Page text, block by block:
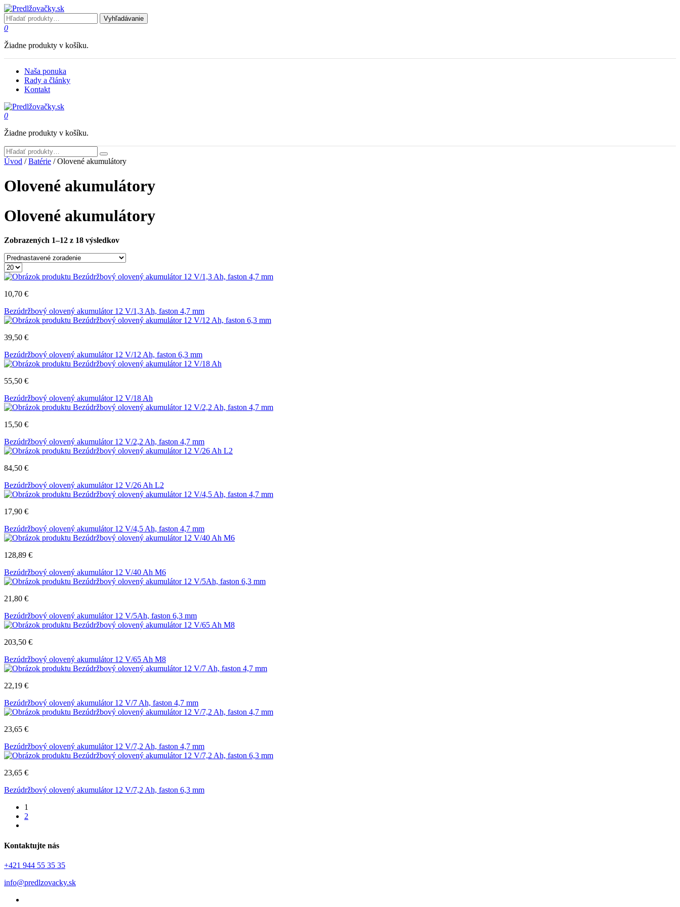
Vyhľadávanie
0
Žiadne produkty v košíku.
Naša ponuka
Rady a články
Kontakt
0
Žiadne produkty v košíku.
Úvod /Batérie / Olovené akumulátory
Olovené akumulátory
Olovené akumulátory
Zobrazených 1–12 z 18 výsledkov
10,70 €
Bezúdržbový olovený akumulátor 12 V/1,3 Ah, faston 4,7 mm
39,50 €
Bezúdržbový olovený akumulátor 12 V/12 Ah, faston 6,3 mm
55,50 €
Bezúdržbový olovený akumulátor 12 V/18 Ah
15,50 €
Bezúdržbový olovený akumulátor 12 V/2,2 Ah, faston 4,7 mm
84,50 €
Bezúdržbový olovený akumulátor 12 V/26 Ah L2
17,90 €
Bezúdržbový olovený akumulátor 12 V/4,5 Ah, faston 4,7 mm
128,89 €
Bezúdržbový olovený akumulátor 12 V/40 Ah M6
21,80 €
Bezúdržbový olovený akumulátor 12 V/5Ah, faston 6,3 mm
203,50 €
Bezúdržbový olovený akumulátor 12 V/65 Ah M8
22,19 €
Bezúdržbový olovený akumulátor 12 V/7 Ah, faston 4,7 mm
23,65 €
Bezúdržbový olovený akumulátor 12 V/7,2 Ah, faston 4,7 mm
23,65 €
Bezúdržbový olovený akumulátor 12 V/7,2 Ah, faston 6,3 mm
1
2
Kontaktujte nás
+421 944 55 35 35
info@predlzovacky.sk